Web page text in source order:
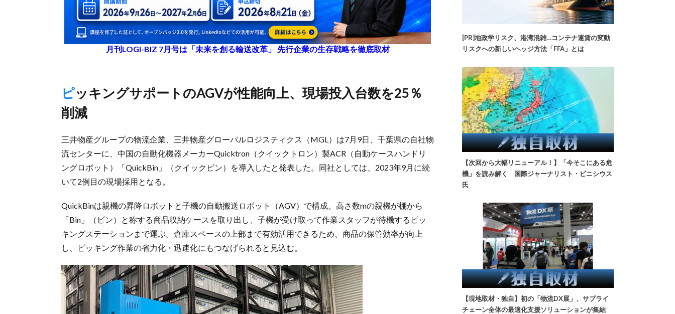
月刊LOGI-BIZ 7月号は「未来を創る輸送改革」 先行企業の生存戦略を徹底取材
ピッキングサポートのAGVが性能向上、現場投入台数を25％
削減
三井物産グループの物流企業、三井物産グローバルロジスティクス（MGL）は7月9日、千葉県の自社物
流センターに、中国の自動化機器メーカーQuicktron（クイックトロン）製ACR（自動ケースハンドリ
ングロボット）「QuickBin」（クイックビン）を導入したと発表した。同社としては、2023年9月に続
いて2例目の現場採用となる。
QuickBinは親機の昇降ロボットと子機の自動搬送ロボット（AGV）で構成。高さ数mの親機が棚から
「Bin」（ビン）と称する商品収納ケースを取り出し、子機が受け取って作業スタッフが待機するピッ
キングステーションまで運ぶ。倉庫スペースの上部まで有効活用できるため、商品の保管効率が向上
し、ピッキング作業の省力化・迅速化にもつなげられると見込む。
[PR]地政学リスク、港湾混雑…コンテナ運賃の変動
リスクへの新しいヘッジ方法「FFA」とは
【次回から大幅リニューアル！】「今そこにある危
機」を読み解く 国際ジャーナリスト・ビニシウス
氏
【現地取材・独自】初の「物流DX展」、サプライ
チェーン全体の最適化支援ソリューションが集結